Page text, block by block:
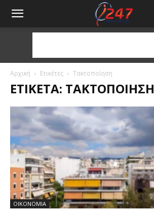
Αρχική Ετικέτες Τακτοποίηση
ΕΤΙΚΈΤΑ: ΤΑΚΤΟΠΟΊΗΣΗ
ΟΙΚΟΝΟΜΙΑ